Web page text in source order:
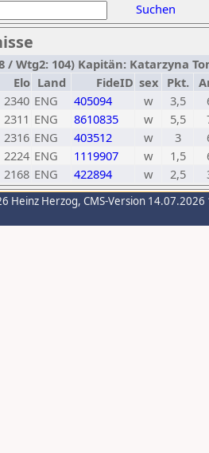
Suchen
/ Wtg2: 104) Kapitän: Katarzyna
Elo Land FideID sex Pkt.
2340 ENG 405094 w 3,5
2311 ENG 8610835 w 5,5
2316 ENG 403512 w 3
2224 ENG 1119907 w 1,5
2168 ENG 422894 w 2,5
Heinz Herzog, CMS-Version 14.07.2026